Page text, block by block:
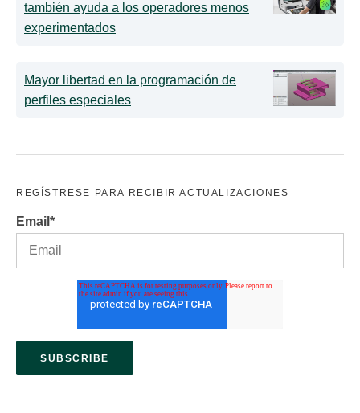
también ayuda a los operadores menos
experimentados
Mayor libertad en la programación de
perfiles especiales
REGÍSTRESE PARA RECIBIR ACTUALIZACIONES
Email *